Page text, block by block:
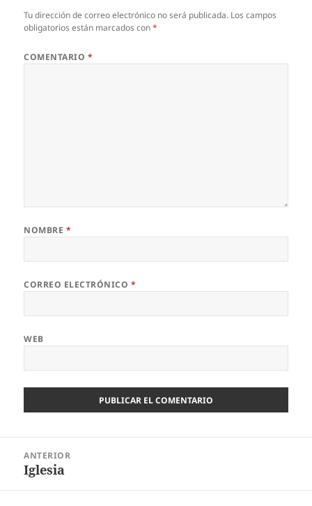
Tu dirección de correo electrónico no será publicada. Los campos
obligatorios están marcados con*
COMENTARIO *
NOMBRE *
CORREO ELECTRÓNICO *
WEB
entradas
ANTERIOR
Entrada
Iglesia